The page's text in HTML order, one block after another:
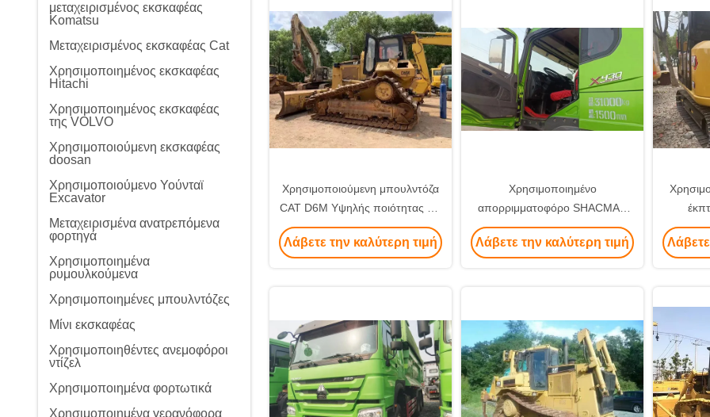
μεταχειρισμένος εκσκαφέας
Komatsu
Μεταχειρισμένος εκσκαφέας Cat
Χρησιμοποιημένος εκσκαφέας
Hitachi
Χρησιμοποιημένος εκσκαφέας
της VOLVO
Χρησιμοποιούμενη εκσκαφέας
doosan
Χρησιμοποιούμενο Υούνταϊ
Excavator
Μεταχειρισμένα ανατρεπόμενα
φορτηγά
Χρησιμοποιημένα
ρυμουλκούμενα
Χρησιμοποιημένες μπουλντόζες
Μίνι εκσκαφέας
Χρησιμοποιηθέντες ανεμοφόροι
ντίζελ
Χρησιμοποιημένα φορτωτικά
Χρησιμοποιημένα γερανόφορα
Χρησιμοποιούμενη μπουλντόζα
CAT D6M Υψηλής ποιότητας και
φθηνή μπουλντόζα 20 τόνων
Λάβετε την καλύτερη τιμή
Χρησιμοποιημένο
απορριμματοφόρο SHACMAN
από την Κίνα καλής ποιότητας
Λάβετε την καλύτερη τιμή